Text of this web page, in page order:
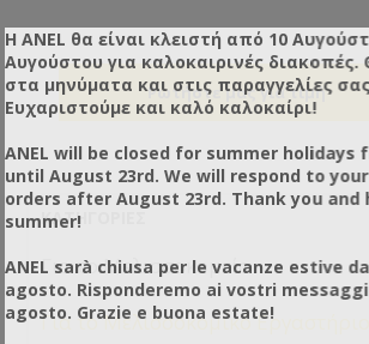
ΚΑΤΗΓΟΡΊΕΣ
Για το Μελισσοκομείο
Για το Μελισσοκομικό Εργαστήριο
Η ANEL θα είναι κλειστή από 10
Αυγούστου για καλοκαιρινές
στα μηνύματα και στις παραγγελίες
Ευχαριστούμε και καλό καλοκαίρι!
ANEL will be closed for summer holidays
until August 23rd. We will respond to
orders after August 23rd. Thank you and
summer!
ANEL sarà chiusa per le vacanze estive
agosto. Risponderemo ai vostri
agosto. Grazie e buona estate!